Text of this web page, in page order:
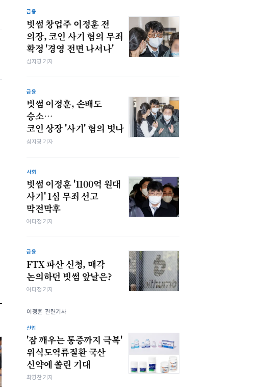
금융
빗썸 창업주 이정훈 전
의장, 코인 사기 혐의 무죄
확정 '경영 전면 나서나'
심지영 기자
금융
빗썸 이정훈, 손배도
승소…
코인 상장 '사기' 혐의 벗나
심지영 기자
사회
빗썸 이정훈 '1100억 원대
사기' 1심 무죄 선고
막전막후
여다정 기자
금융
FTX 파산 신청, 매각
논의하던 빗썸 앞날은?
여다정 기자
이정훈 관련기사
산업
'잠 깨우는 통증까지 극복'
위식도역류질환 국산
신약에 쏠린 기대
최영찬 기자